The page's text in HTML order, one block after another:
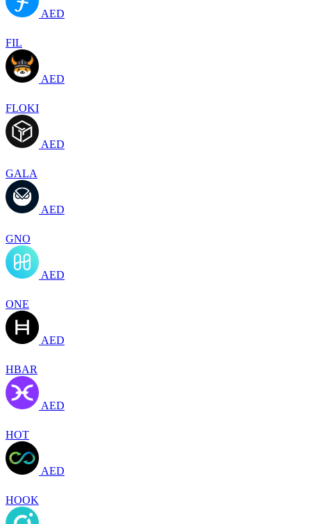
AED
FIL
AED
FLOKI
AED
GALA
AED
GNO
AED
ONE
AED
HBAR
AED
HOT
AED
HOOK